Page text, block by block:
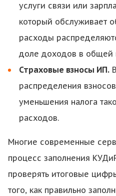
услуги связи или
который обслуживает
расходы
доле доходов в общей
Страховые взносы ИП.
распределения
уменьшения налога
расходов.
Многие современные
процесс заполнения
проверять итоговые
того, как правильно
началом
сервисе ,